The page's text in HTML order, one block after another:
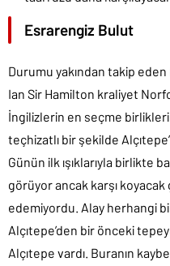
Esrarengiz Bulut
Durumu yakından takip
Ian Sir Hamilton kraliyet
İngilizlerin en seçme
teçhizatlı bir şekilde
Günün ilk ışıklarıyla birlikte
görüyor ancak karşı
edemiyordu. Alay herhangi
Alçıtepe’den bir önceki
Alçıtepe vardı. Buranın